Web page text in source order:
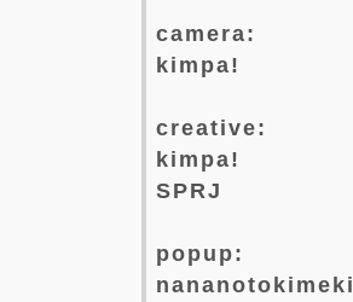
camera:
kimpa!
creative:
kimpa!
SPRJ
popup:
nananotokimeki